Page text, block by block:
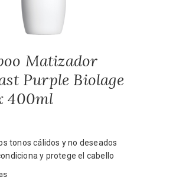
Matizador
Purple Biolage
400ml
tonos cálidos y no deseados
y protege el cabello